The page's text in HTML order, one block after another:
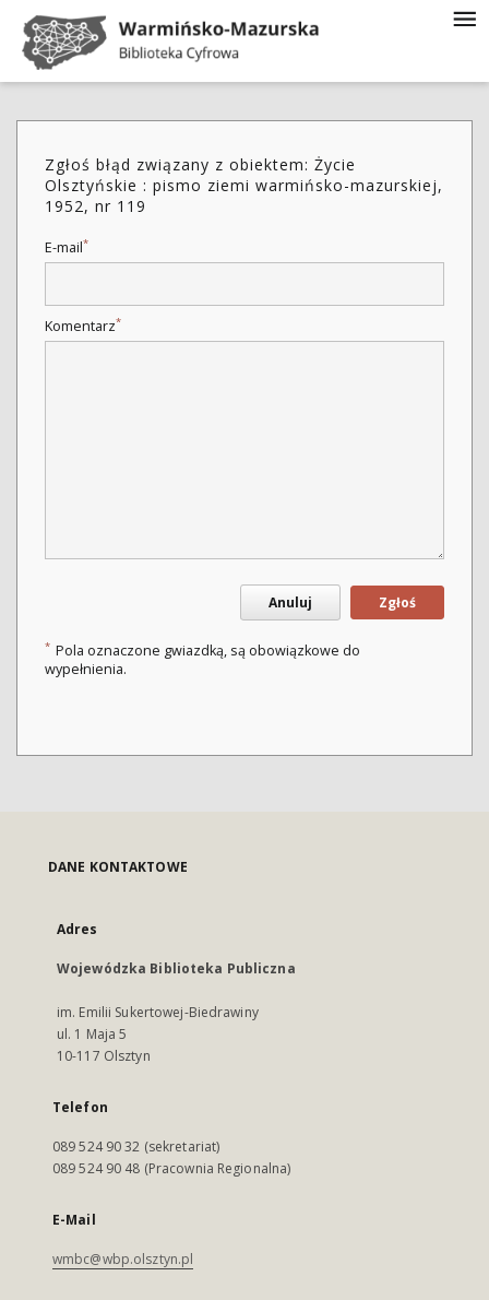
Zgłoś błąd związany z obiektem: Życie
Olsztyńskie : pismo ziemi warmińsko-mazurskiej,
1952, nr 119
E-mail*
Komentarz*
Anuluj Zgłoś
* Pola oznaczone gwiazdką, są obowiązkowe do
wypełnienia.
DANE KONTAKTOWE
Adres
Wojewódzka Biblioteka Publiczna
im. Emilii Sukertowej-Biedrawiny
ul. 1 Maja 5
10-117 Olsztyn
Telefon
089 524 90 32 (sekretariat)
089 524 90 48 (Pracownia Regionalna)
E-Mail
wmbc@wbp.olsztyn.pl